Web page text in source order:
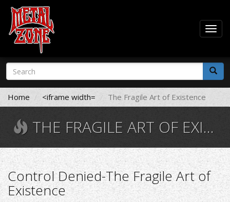
Skip
main
content
Search
form
Search
Home <iframe width= The Fragile Art of Existence
THE FRAGILE ART OF EXISTENCE
Control Denied-The Fragile Art of
Existence